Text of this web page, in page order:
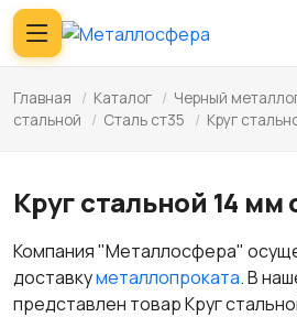
Главная / Каталог / Черный
стальной
/ Сталь ст35 / Круг
Круг стальной 14 мм
Компания "Металлосфера"
доставкуметаллопроката. В
представлен товар Круг